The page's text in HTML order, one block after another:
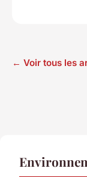
← Voir tous les